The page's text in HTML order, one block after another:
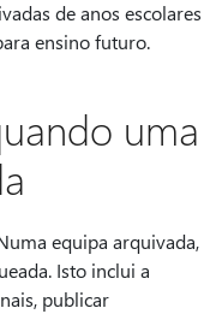
de anos escolares
ensino futuro.
uma
equipa arquivada,
Isto inclui a
publicar